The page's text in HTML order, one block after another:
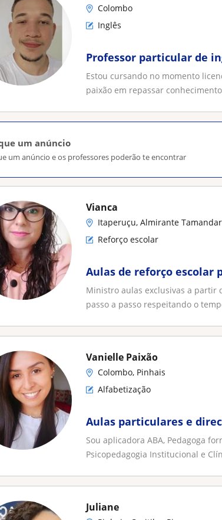
Colombo
Inglês
Professor particular de
Estou cursando no momento
paixão em repassar
um anúncio
um anúncio e os professores poderão te encontrar
Vianca
Itaperuçu, Almirante
Reforço escolar
Aulas de reforço escolar
Ministro aulas exclusivas a partir
passo a passo respeitando o
Vanielle Paixão
Colombo, Pinhais
Alfabetização
Aulas particulares e
Sou aplicadora ABA, Pedagoga
Psicopedagogia Institucional e
Juliane